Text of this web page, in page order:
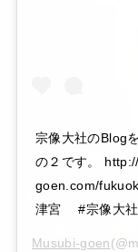
宗像大社のBlog
の２です。
goen.com/
津宮 #宗像大
Musubi-goen